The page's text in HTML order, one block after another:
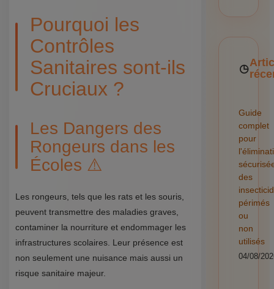
Pourquoi les
Contrôles
Sanitaires sont-ils
Cruciaux ?
Les Dangers des
Rongeurs dans les
Écoles ⚠️
Les rongeurs, tels que les rats et les souris,
peuvent transmettre des maladies graves,
contaminer la nourriture et endommager les
infrastructures scolaires. Leur présence est
non seulement une nuisance mais aussi un
risque sanitaire majeur.
Guide
complet
pour
des
périmés
ou
non
utilisés
04/08/